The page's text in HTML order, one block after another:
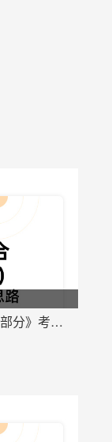
医学统考《306西医综合 内科学部分》考点精讲及复习思路